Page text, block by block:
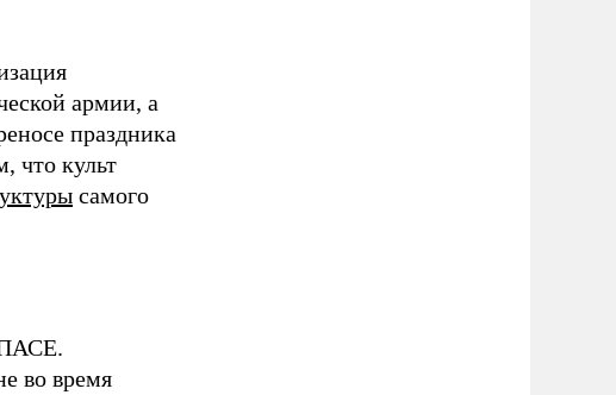
армии, а
праздника
что культ
самого
ПАСЕ.
во время